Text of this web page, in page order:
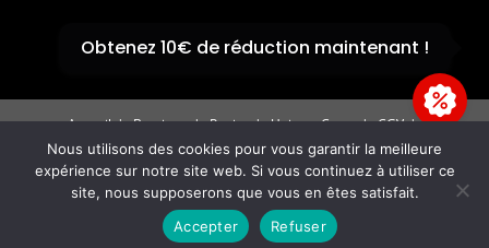
✆04 91 44 45 46
Accueil Boutique Panier Univers Cross
CGV
Mentions légales
Copyright 2026 - GvpAccess - Site By Fire'Technologie
Obtenez 10€ de réduction maintenant !
Nous utilisons des cookies pour vous garantir la meilleure
expérience sur notre site web. Si vous continuez à utiliser ce
site, nous supposerons que vous en êtes satisfait.
Accepter
Refuser